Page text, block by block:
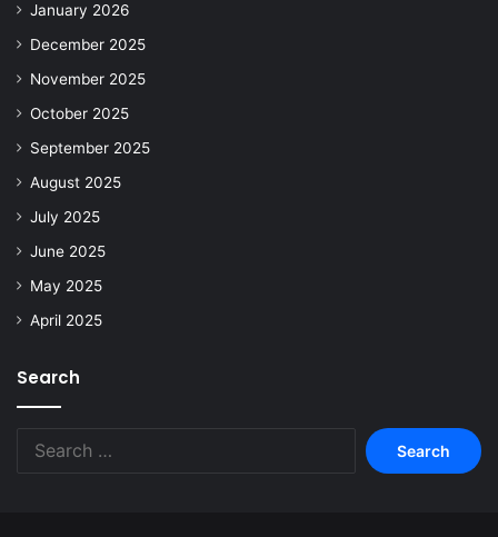
January 2026
December 2025
November 2025
October 2025
September 2025
August 2025
July 2025
June 2025
May 2025
April 2025
Search